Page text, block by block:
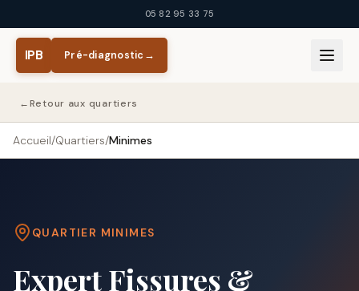
Aller au contenu principal05 82 95 33 75
IPB Pré-diagnostic →
←Retour aux quartiers
Accueil/Quartiers/Minimes
QUARTIER MINIMES
Expert Fissures &